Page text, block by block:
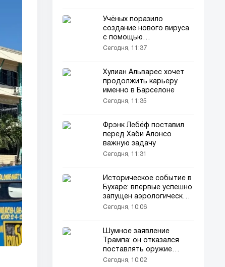
Учёных поразило
создание нового вируса
с помощью
искусственного
Сегодня, 11:37
Хулиан Альварес хочет
продолжить карьеру
именно в Барселоне
Сегодня, 11:35
Фрэнк Лебёф поставил
перед Хаби Алонсо
важную задачу
Сегодня, 11:31
Историческое событие в
Бухаре: впервые успешно
запущен аэрологический
шар!
Сегодня, 10:06
Шумное заявление
Трампа: он отказался
поставлять оружие
Украине!
Сегодня, 10:02